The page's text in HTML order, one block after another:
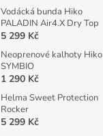
Vodácká bunda Hiko
PALADIN Air4.X Dry Top
5 299 Kč
Neoprenové kalhoty Hiko
SYMBIO
1 290 Kč
Helma Sweet Protection
Rocker
5 299 Kč